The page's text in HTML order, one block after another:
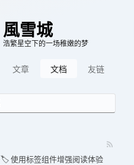
風雪城
浩繁星空下的一场稚嫩的梦
文章 文档 友链
🏷️ 使用标签组件增强阅读体验